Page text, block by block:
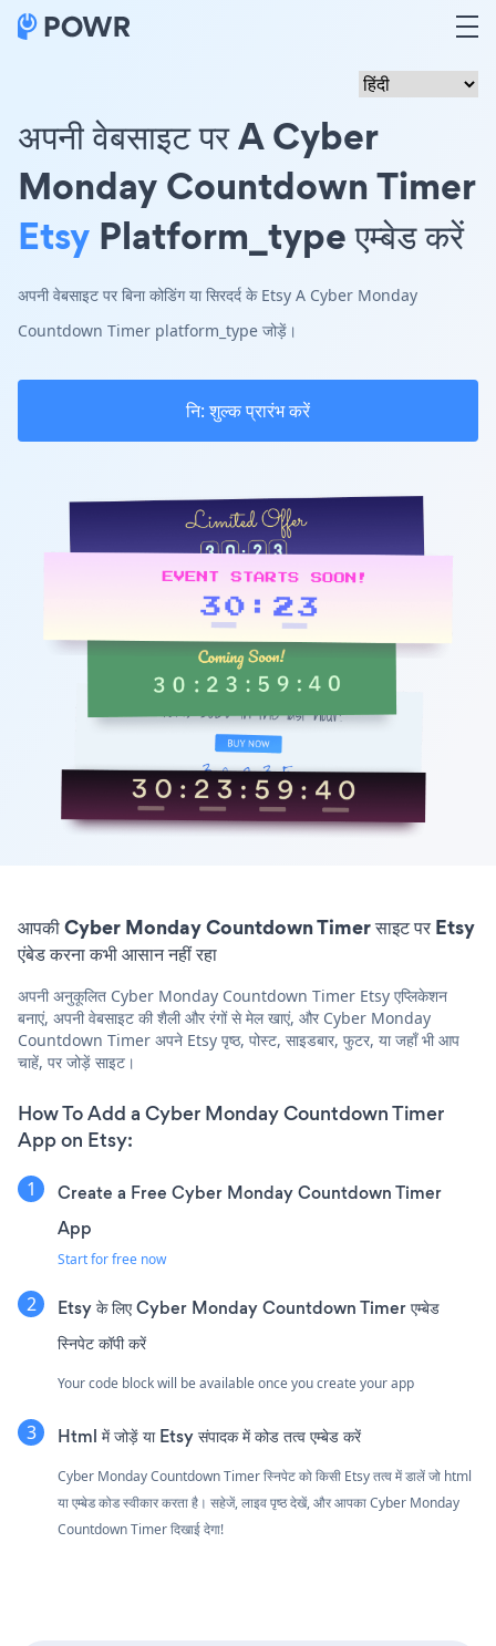
अपनी वेबसाइट पर A Cyber
Monday Countdown Timer
Etsy Platform_type एम्बेड करें
अपनी वेबसाइट पर बिना कोडिंग या सिरदर्द के Etsy A Cyber Monday
Countdown Timer platform_type जोड़ें।
नि: शुल्क प्रारंभ करें
आपकी Cyber Monday Countdown Timer साइट पर Etsy
एंबेड करना कभी आसान नहीं रहा
अपनी अनुकूलित Cyber Monday Countdown Timer Etsy एप्लिकेशन
बनाएं, अपनी वेबसाइट की शैली और रंगों से मेल खाएं, और Cyber Monday
Countdown Timer अपने Etsy पृष्ठ, पोस्ट, साइडबार, फुटर, या जहाँ भी आप
चाहें, पर जोड़ें साइट।
How To Add a Cyber Monday Countdown Timer
App on Etsy:
Create a Free Cyber Monday Countdown Timer
App
Start for free now
Etsy के लिए Cyber Monday Countdown Timer एम्बेड
स्निपेट कॉपी करें
Your code block will be available once you create your app
Html में जोड़ें या Etsy संपादक में कोड तत्व एम्बेड करें
Cyber Monday Countdown Timer स्निपेट को किसी Etsy तत्व में डालें जो html
या एम्बेड कोड स्वीकार करता है। सहेजें, लाइव पृष्ठ देखें, और आपका Cyber Monday
Countdown Timer दिखाई देगा!